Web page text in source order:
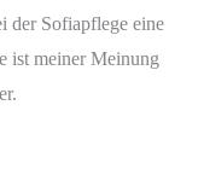
der Sofiapflege eine
ist meiner Meinung